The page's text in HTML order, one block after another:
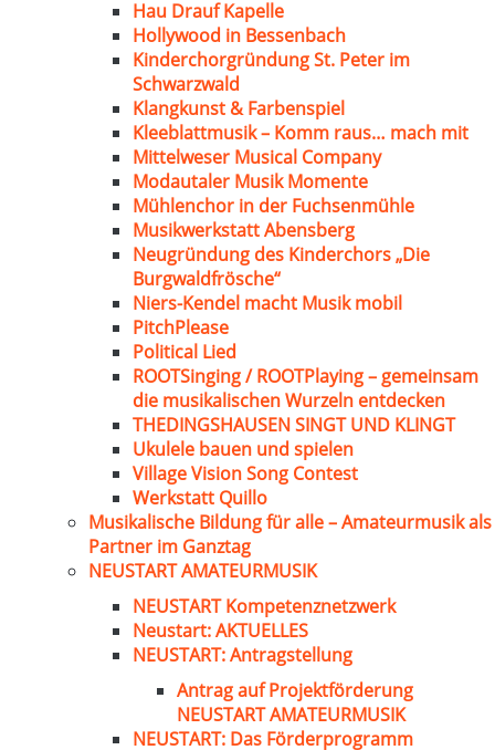
Hau Drauf Kapelle
Hollywood in Bessenbach
Kinderchorgründung St. Peter im
Schwarzwald
Klangkunst & Farbenspiel
Kleeblattmusik – Komm raus… mach mit
Mittelweser Musical Company
Modautaler Musik Momente
Mühlenchor in der Fuchsenmühle
Musikwerkstatt Abensberg
Neugründung des Kinderchors „Die
Burgwaldfrösche“
Niers-Kendel macht Musik mobil
PitchPlease
Political Lied
ROOTSinging / ROOTPlaying – gemeinsam
die musikalischen Wurzeln entdecken
THEDINGSHAUSEN SINGT UND KLINGT
Ukulele bauen und spielen
Village Vision Song Contest
Werkstatt Quillo
Musikalische Bildung für alle – Amateurmusik als
Partner im Ganztag
NEUSTART AMATEURMUSIK
NEUSTART Kompetenznetzwerk
Neustart: AKTUELLES
NEUSTART: Antragstellung
Antrag auf Projektförderung
NEUSTART AMATEURMUSIK
NEUSTART: Das Förderprogramm